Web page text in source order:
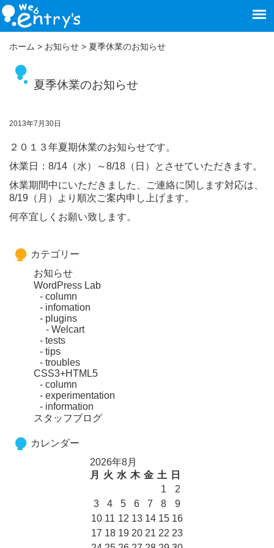
ホーム > お知らせ > 夏季休業のお知らせ
夏季休業のお知らせ
2013年7月30日
２０１３年夏期休業のお知らせです。
休業日：8/14（水）～8/18（日）とさせていただきます。
休業期間中にいただきました、ご連絡に関します対応は、
8/19（月）より順次ご案内申し上げます。
何卒宜しくお願い致します。
カテゴリー
お知らせ
WordPress Lab
column
infomation
plugins
Welcart
tests
tips
troubles
CSS3+HTML5
column
experimentation
information
スタッフブログ
カレンダー
2026年8月
月
火 水 木 金 土
日
1
2
3
4 5 6 7 8
9
10 11 12 13 14 15 16
17 18 19 20 21 22 23